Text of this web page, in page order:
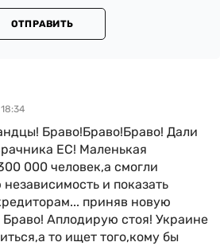
ОТПРАВИТЬ
Браво!Браво!Браво! Дали
ЕС! Маленькая
000 человек,а смогли
независимость и показать
приняв новую
Аплодирую стоя! Украине
то ищет того,кому бы